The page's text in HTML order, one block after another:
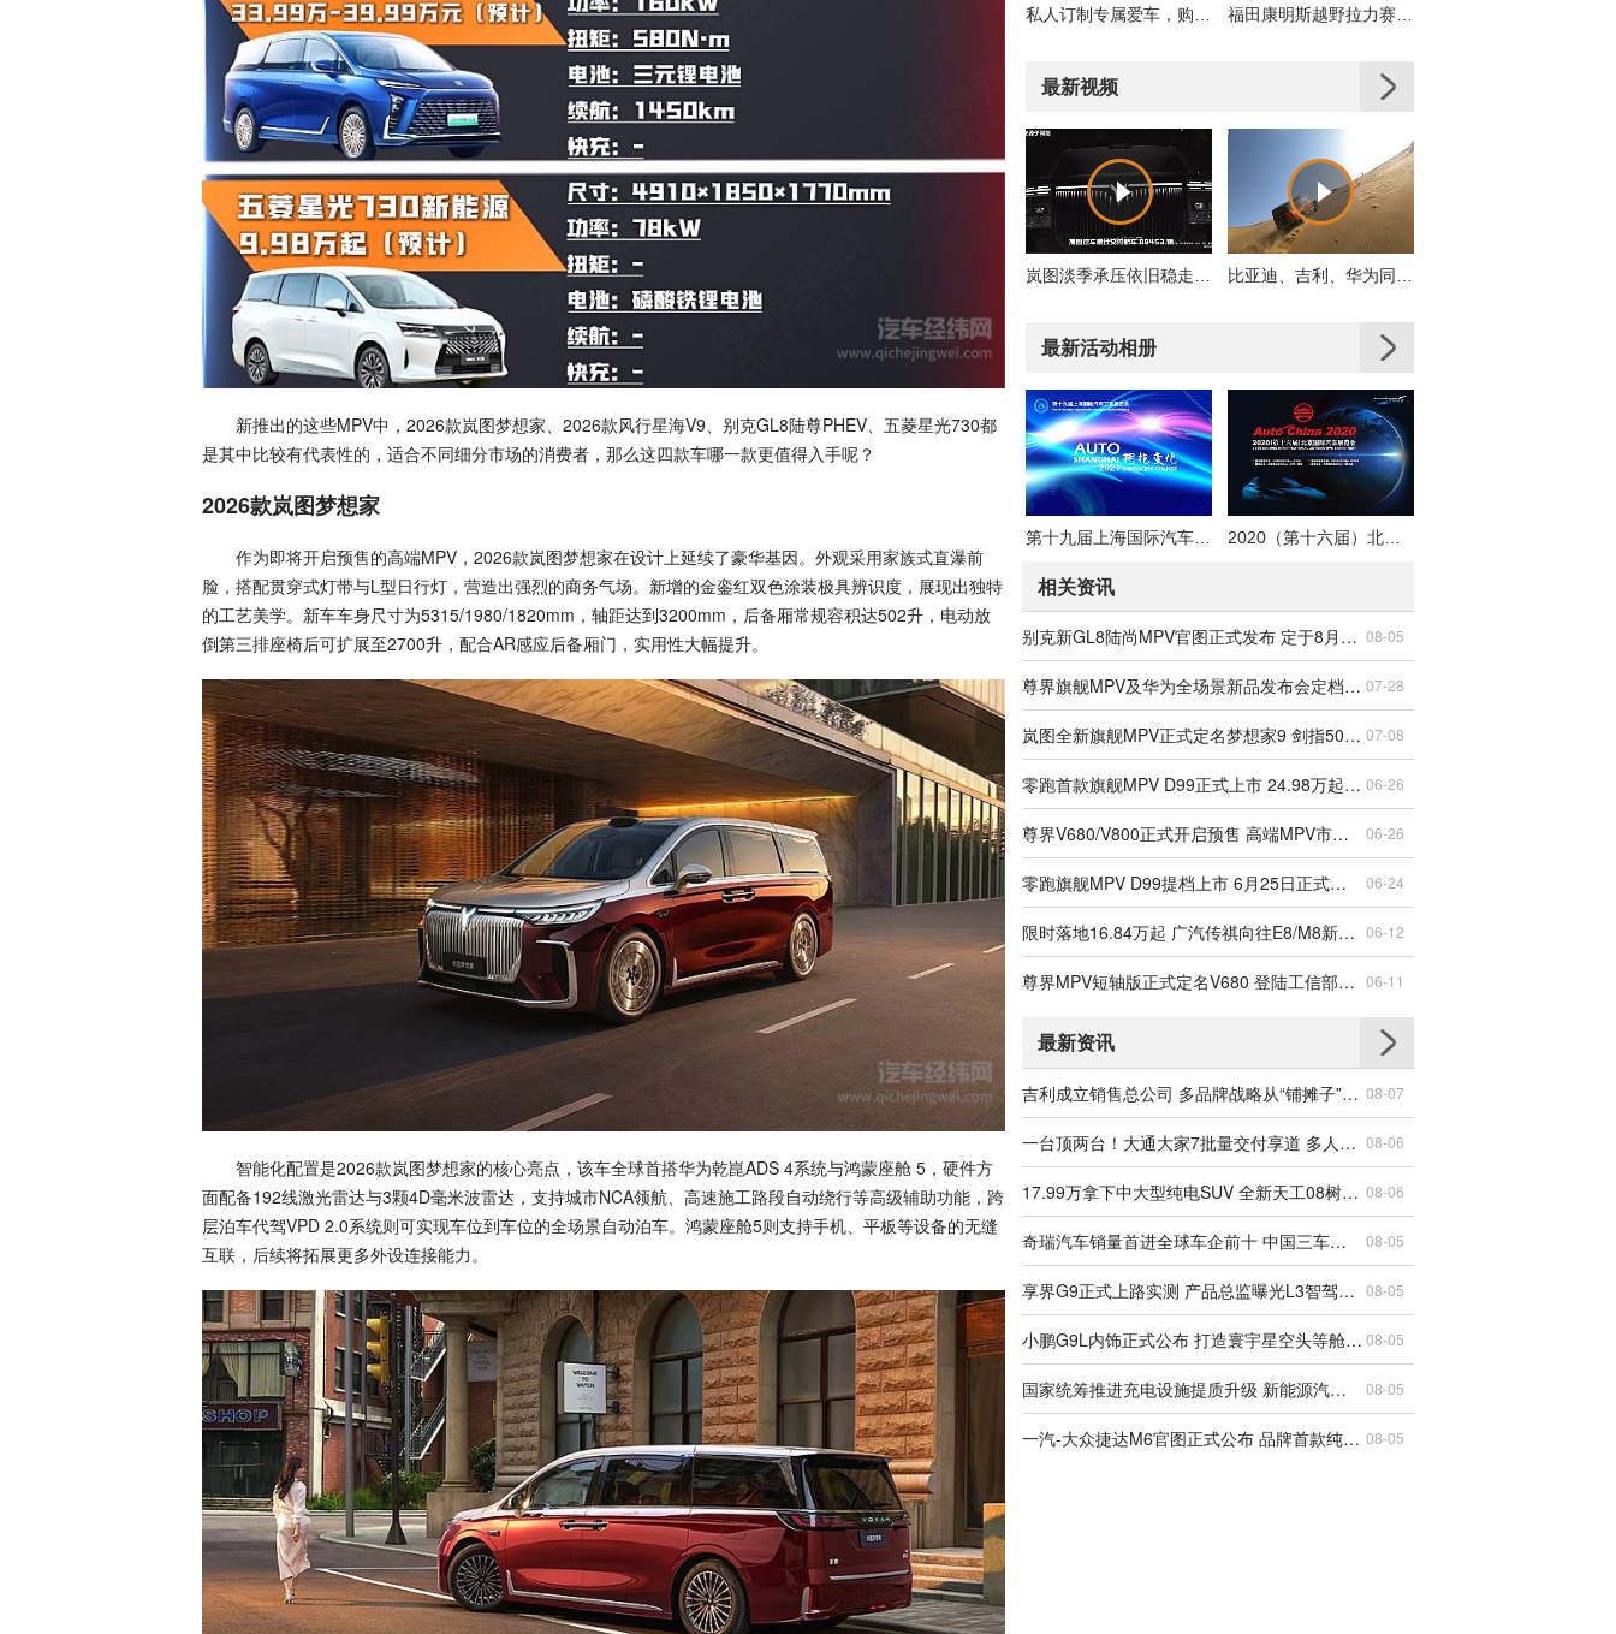
新推出的这些MPV中，2026款岚图梦想家、2026款风行星海V9、别克GL8陆尊PHEV、五菱星光730都
是其中比较有代表性的，适合不同细分市场的消费者，那么这四款车哪一款更值得入手呢？
2026款岚图梦想家
作为即将开启预售的高端MPV，2026款岚图梦想家在设计上延续了豪华基因。外观采用家族式直瀑前
脸，搭配贯穿式灯带与L型日行灯，营造出强烈的商务气场。新增的金銮红双色涂装极具辨识度，展现出独特
的工艺美学。新车车身尺寸为5315/1980/1820mm，轴距达到3200mm，后备厢常规容积达502升，电动放
倒第三排座椅后可扩展至2700升，配合AR感应后备厢门，实用性大幅提升。
智能化配置是2026款岚图梦想家的核心亮点，该车全球首搭华为乾崑ADS 4系统与鸿蒙座舱 5，硬件方
面配备192线激光雷达与3颗4D毫米波雷达，支持城市NCA领航、高速施工路段自动绕行等高级辅助功能，跨
层泊车代驾VPD 2.0系统则可实现车位到车位的全场景自动泊车。鸿蒙座舱5则支持手机、平板等设备的无缝
互联，后续将拓展更多外设连接能力。
福田康明斯越野拉力赛车队出征2019丝绸之路拉力赛
最新视频
岚图淡季承压依旧稳走，累计交付同比增31% 比亚迪、吉利、华为同时押注，轻越野是真机会还是伪风口？
最新活动相册
第十九届上海国际汽车工业展览会 2020（第十六届）北京国际汽车展览会
相关资讯
别克新GL8陆尚MPV官图正式发布 定于8月13日上市 08-05
尊界旗舰MPV及华为全场景新品发布会定档8月5日启幕 07-28
岚图全新旗舰MPV正式定名梦想家9 剑指50万级高端市场 07-08
零跑首款旗舰MPV D99正式上市 24.98万起重塑30万级市场标杆 06-26
尊界V680/V800正式开启预售 高端MPV市场再添新旗舰 06-26
零跑旗舰MPV D99提档上市 6月25日正式揭晓 06-24
限时落地16.84万起 广汽传祺向往E8/M8新能源MPV正式上市 06-12
尊界MPV短轴版正式定名V680 登陆工信部新品公示目录 06-11
最新资讯
吉利成立销售总公司 多品牌战略从“铺摊子”到“收口子” 08-07
一台顶两台！大通大家7批量交付享道 多人出行有了新选择 08-06
17.99万拿下中大型纯电SUV 全新天工08树立新标杆 08-06
奇瑞汽车销量首进全球车企前十 中国三车企齐聚Top10创历史 08-05
享界G9正式上路实测 产品总监曝光L3智驾重磅标识 08-05
小鹏G9L内饰正式公布 打造寰宇星空头等舱智能座舱 08-05
国家统筹推进充电设施提质升级 新能源汽车充电服务迎来全面跃升 08-05
一汽-大众捷达M6官图正式公布 品牌首款纯电轿车下半年上市 08-05